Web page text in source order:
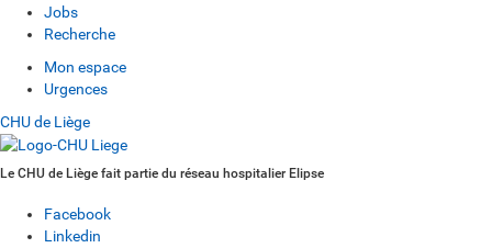
Jobs
Recherche
Mon espace
Urgences
CHU de Liège
Le CHU de Liège fait partie du réseau hospitalier Elipse
Facebook
Linkedin